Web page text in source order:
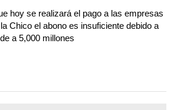
hoy se realizará el pago a las empresas
Chico el abono es insuficiente debido a
a 5,000 millones